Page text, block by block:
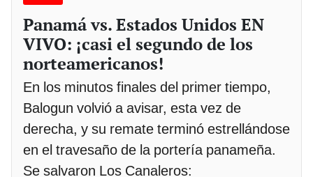
Panamá vs. Estados Unidos EN
VIVO: ¡casi el segundo de los
norteamericanos!
En los minutos finales del primer tiempo,
Balogun volvió a avisar, esta vez de
derecha, y su remate terminó estrellándose
en el travesaño de la portería panameña.
Se salvaron Los Canaleros: